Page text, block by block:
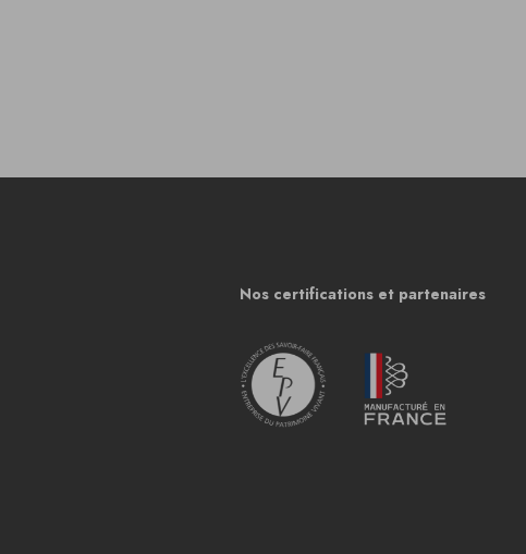
Nos certifications et partenaires